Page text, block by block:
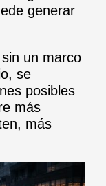
generar
un marco
se
posibles
más
más